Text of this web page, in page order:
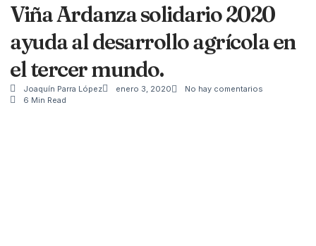
Viña Ardanza solidario 2020
ayuda al desarrollo agrícola en
el tercer mundo.
Joaquín Parra López enero 3, 2020
No hay comentarios
6 Min Read